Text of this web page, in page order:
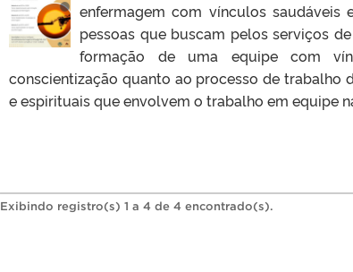
enfermagem com vínculos
pessoas que buscam pelos serviços
formação de uma equipe com
conscientização quanto ao processo de trabalho
e espirituais que envolvem o trabalho em equipe
Exibindo registro(s) 1 a 4 de 4 encontrado(s).